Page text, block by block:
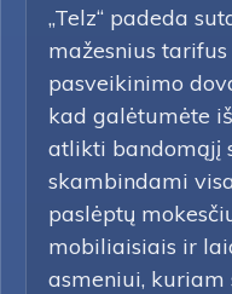
„Telz“ padeda
mažesnius
pasveikinimo
kad galėtumėte
atlikti bandomąjį
skambindami
paslėptų
mobiliaisiais ir
asmeniui,